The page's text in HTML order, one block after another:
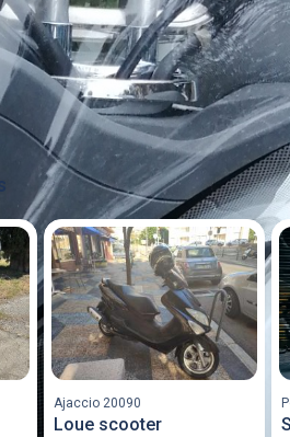
Tout voir
Ajaccio 20090
Loue scooter